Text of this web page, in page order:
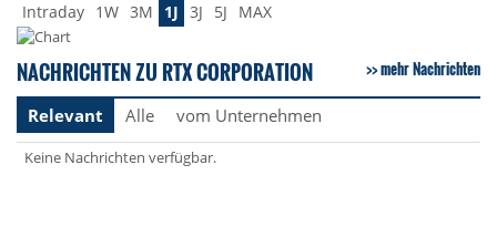
Intraday 1W 3M 1J 3J 5J MAX
NACHRICHTEN ZU RTX CORPORATION mehr Nachrichten
Relevant Alle vom Unternehmen
Keine Nachrichten verfügbar.